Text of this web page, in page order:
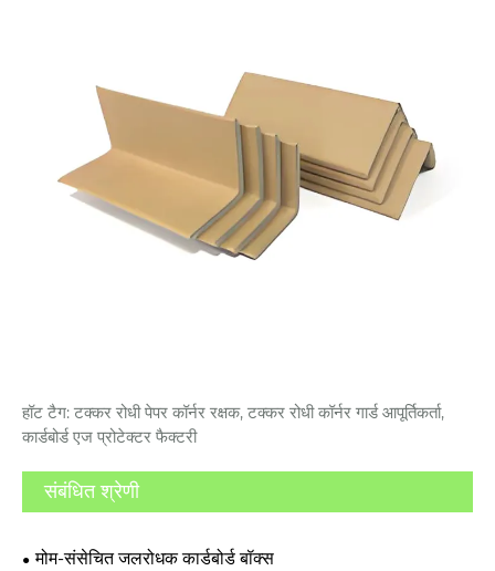
हॉट टैग: टक्कर रोधी पेपर कॉर्नर रक्षक, टक्कर रोधी कॉर्नर गार्ड आपूर्तिकर्ता,
कार्डबोर्ड एज प्रोटेक्टर फैक्टरी
संबंधित श्रेणी
मोम-संसेचित जलरोधक कार्डबोर्ड बॉक्स